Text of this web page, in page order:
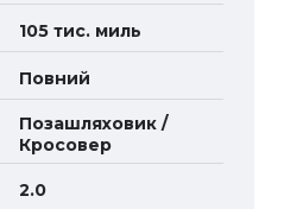
105 тис. миль
Повний
Позашляховик /
Кросовер
2.0